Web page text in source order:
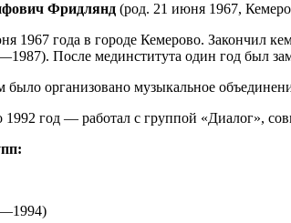
Фридлянд (род. 21 июня 1967,
1967 года в городе Кемерово. Закончил
После мединститута один год был
было организовано музыкальное
1992 год — работал с группой «Диалог»,